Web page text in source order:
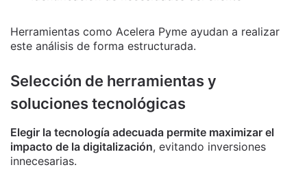
Herramientas como Acelera Pyme ayudan a realizar
este análisis de forma estructurada.
Selección de herramientas y
soluciones tecnológicas
Elegir la tecnología adecuada permite maximizar el
impacto de la digitalización, evitando inversiones
innecesarias.